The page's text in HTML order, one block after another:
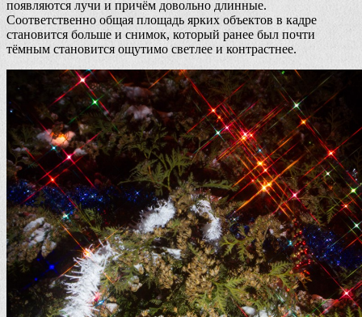
появляются лучи и причём довольно длинные.
Соответственно общая площадь ярких объектов в кадре
становится больше и снимок, который ранее был почти
тёмным становится ощутимо светлее и контрастнее.